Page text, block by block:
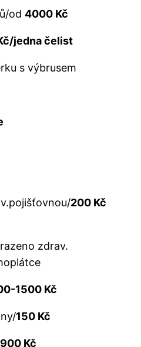
od 4000 Kč
jedna čelist
s výbrusem
200 Kč
zdrav.
1500 Kč
150 Kč
Kč